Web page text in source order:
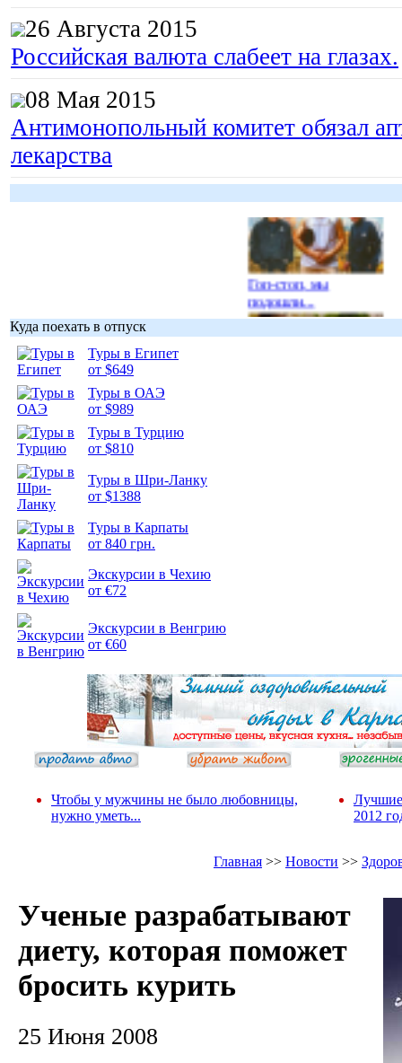
26 Августа 2015
Российская валюта слабеет на глазах.
08 Мая 2015
Антимонопольный комитет обязал
лекарства
Гоп-стоп, мы
подошли...
Куда поехать в отпуск
Туры в Египет
от $649
Туры в ОАЭ
от $989
Туры в Турцию
от $810
Туры в Шри-Ланку
от $1388
Туры в Карпаты
от 840 грн.
Экскурсии в Чехию
от €72
Экскурсии в Венгрию
от €60
Чтобы у мужчины не было любовницы,
нужно уметь...
Лучшие
2012
Главная >> Новости >>
Ученые разрабатывают
диету, которая поможет
бросить курить
25 Июня 2008